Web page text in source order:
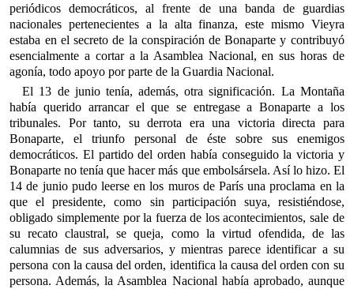
periódicos democráticos, al frente de una banda de guardias
nacionales pertenecientes a la alta finanza, este mismo Vieyra
estaba en el secreto de la conspiración de Bonaparte y contribuyó
esencialmente a cortar a la Asamblea Nacional, en sus horas de
agonía, todo apoyo por parte de la Guardia Nacional.
El 13 de junio tenía, además, otra significación. La Montaña
había querido arrancar el que se entregase a Bonaparte a los
tribunales. Por tanto, su derrota era una victoria directa para
Bonaparte, el triunfo personal de éste sobre sus enemigos
democráticos. El partido del orden había conseguido la victoria y
Bonaparte no tenía que hacer más que embolsársela. Así lo hizo. El
14 de junio pudo leerse en los muros de París una proclama en la
que el presidente, como sin participación suya, resistiéndose,
obligado simplemente por la fuerza de los acontecimientos, sale de
su recato claustral, se queja, como la virtud ofendida, de las
calumnias de sus adversarios, y mientras parece identificar a su
persona con la causa del orden, identifica la causa del orden con su
persona. Además, la Asamblea Nacional había aprobado, aunque